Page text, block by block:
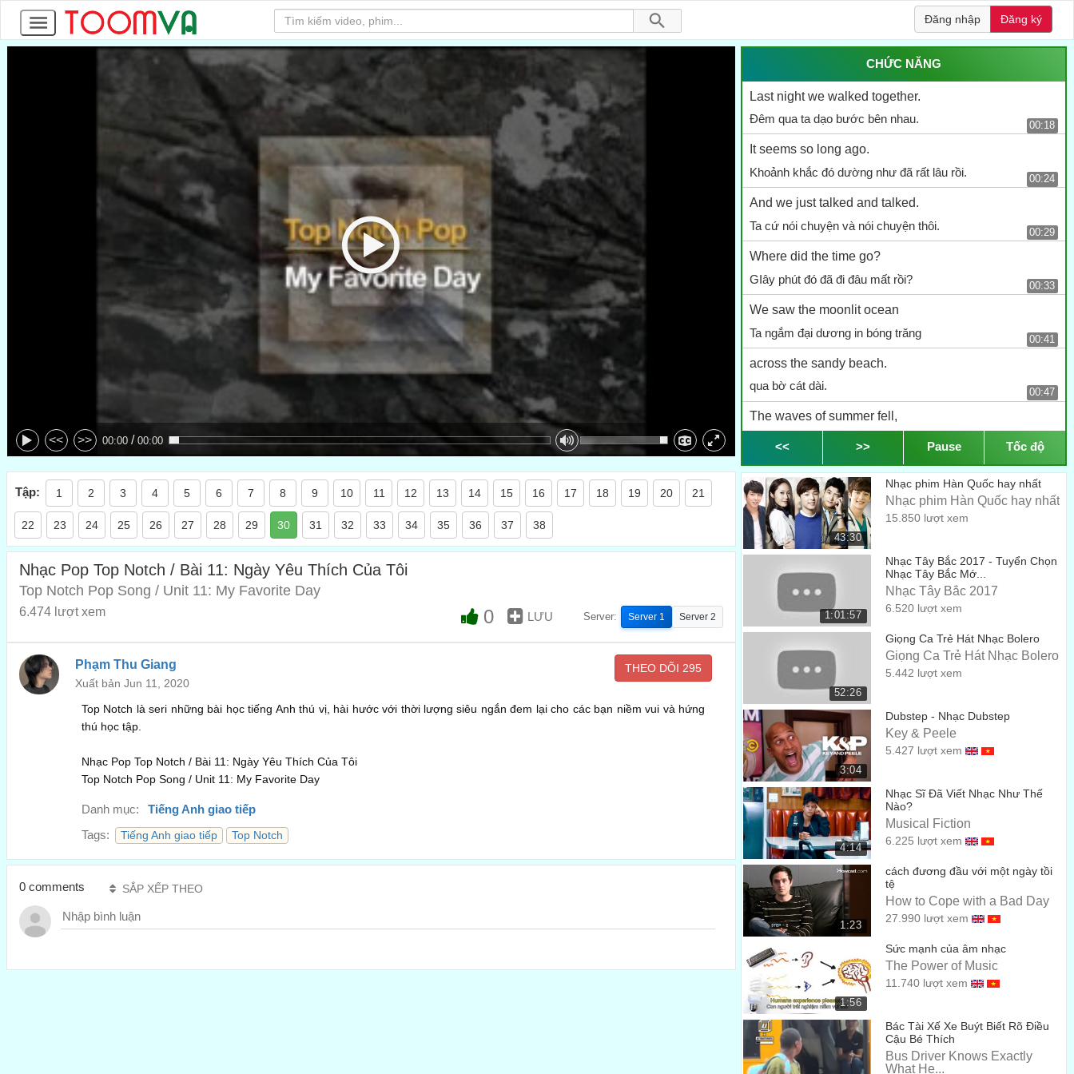
Đăng nhập Đăng ký
<< >> 00:00 / 00:00
CHỨC NĂNG
Last night we walked together.
Đêm qua ta dạo bước bên nhau.
00:18
It seems so long ago.
Khoảnh khắc đó dường như đã rất lâu rồi.
00:24
And we just talked and talked.
Ta cứ nói chuyện và nói chuyện thôi.
00:29
Where did the time go?
GIây phút đó đã đi đâu mất rồi?
00:33
We saw the moonlit ocean
Ta ngắm đại dương in bóng trăng
00:41
across the sandy beach.
qua bờ cát dài.
00:47
The waves of summer fell,
00:52
barely out of reach.
xa tầm với.
00:56
Yes, that was then,
Phải, khi đó thì như vậy,
and this is now,
còn bây giờ thì thế này,
and all I do is think about yesterday,
tất cả những gì tôi làm là nghĩ về ngày hôm qua,
01:09
my favorite day of the week.
ngày yêu thích nhất của tôi trong tuần.
When I woke up this morning,
Khi tôi thức dạy vào buổi sáng,
my feelings were so strong.
cảm xúc của tôi dâng trào mạnh mẽ.
I put my pen to paper,
Tôi đặt bút lên trang giấy
01:38
and I wrote this song.
và viết nên bài hát này.
I’m glad I got to know you.
Tôi mừng vì được quen biết bạn.
You really made me smile.
Bạn thật sự đã khiến tôi cười.
01:55
My heart belonged to you
<< >> Pause Tốc độ
Tập: 1 2 3 4 5 6 7 8 9 10 11 12 13 14 15 16 17 18 19 20 21
22 23 24 25 26 27 28 29 30 31 32 33 34 35 36 37 38
Nhạc Pop Top Notch / Bài 11: Ngày Yêu Thích Của Tôi
Top Notch Pop Song / Unit 11: My Favorite Day
6.474 lượt xem 0 LƯU Server: Server 1 Server 2
Phạm Thu Giang
Xuất bản Jun 11, 2020
THEO DÕI 295
Top Notch là seri những bài học tiếng Anh thú vị, hài hước với thời lượng siêu ngắn đem lại cho các bạn niềm vui và hứng
thú học tập.
Nhạc Pop Top Notch / Bài 11: Ngày Yêu Thích Của Tôi
Top Notch Pop Song / Unit 11: My Favorite Day
Danh mục:
Tiếng Anh giao tiếp
Tags:
Tiếng Anh giao tiếp Top Notch
43:30
Nhạc phim Hàn Quốc hay nhất
Nhạc phim Hàn Quốc hay nhất
15.850 lượt xem
1:01:57
Nhạc Tây Bắc 2017 - Tuyển Chọn
Nhạc Tây Bắc Mớ...
Nhạc Tây Bắc 2017
6.520 lượt xem
52:26
Giọng Ca Trẻ Hát Nhạc Bolero
Giọng Ca Trẻ Hát Nhạc Bolero
5.442 lượt xem
3:04
Dubstep - Nhạc Dubstep
Key & Peele
5.427 lượt xem
4:14
Nhạc Sĩ Đã Viết Nhạc Như Thế
Nào?
Musical Fiction
6.225 lượt xem
1:23
cách đương đầu với một ngày tồi
tệ
How to Cope with a Bad Day
27.990 lượt xem
1:56
Sức mạnh của âm nhạc
The Power of Music
11.740 lượt xem
Bác Tài Xế Xe Buýt Biết Rõ Điều
Cậu Bé Thích
Bus Driver Knows Exactly
What He...
0 comments SẮP XẾP THEO